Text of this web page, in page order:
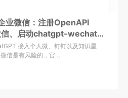
业微信：注册OpenAPI
信、启动chatgpt-wechat服
接入个人微、钉钉以及知识星
信是有风险的，官…